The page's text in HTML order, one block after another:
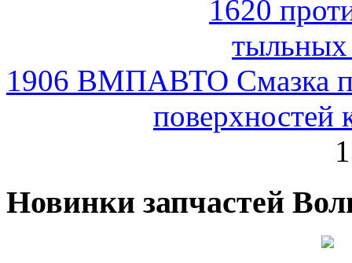
1906 ВМПАВТО Смазка
Новинки запчастей